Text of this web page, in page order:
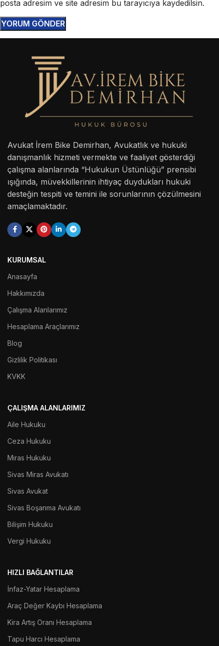
posta adresim ve site adresim bu tarayıcıya kaydedilsin.
Avukat İrem Bike Demirhan, Avukatlık ve hukuki
danışmanlık hizmeti vermekte ve faaliyet gösterdiği
çalışma alanlarında “Hukukun Üstünlüğü” prensibi
ışığında, müvekkillerinin ihtiyaç duydukları hukuki
desteğin tespiti ve temini ile sorunlarının çözülmesini
amaçlamaktadır.
KURUMSAL
Anasayfa
Hakkımızda
Çalışma Alanlarımız
Hesaplama Araçlarımız
Blog
Gizlilik Politikası
KVKK
ÇALIŞMA ALANLARIMIZ
Aile Hukuku
Ceza Hukuku
Miras Hukuku
Sivas Miras Avukatı
Sivas Avukat
Sivas Boşanma Avukatı
Bilişim Hukuku
Vergi Hukuku
HIZLI BAĞLANTILAR
İnfaz-Yatar Hesaplama
Araç Değer Kaybı Hesaplama
Kira Artış Oranı Hesaplama
Tapu Harcı Hesaplama